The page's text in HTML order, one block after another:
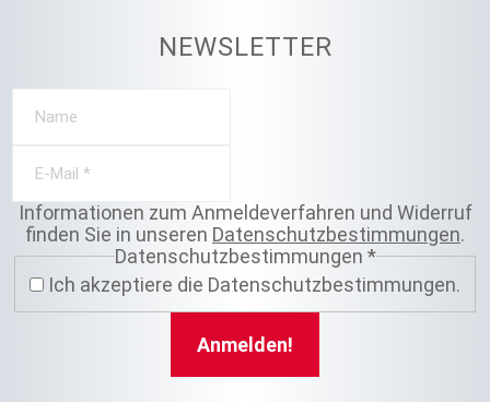
NEWSLETTER
Informationen zum Anmeldeverfahren und Widerruf
finden Sie in unseren Datenschutzbestimmungen.
Datenschutzbestimmungen *
Ich akzeptiere die Datenschutzbestimmungen.